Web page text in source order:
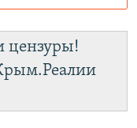
сайта:
цензуры!